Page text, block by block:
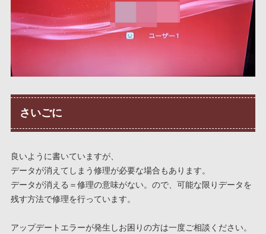
さいごに
良いように書いていますが、
データが消えてしまう修理が必要な場合もあります。
データが消える＝修理の意味がない。ので、可能な限りデータを
残す方法で修理を行っています。
アップデートエラーが発生しお困りの方は一度ご相談ください。